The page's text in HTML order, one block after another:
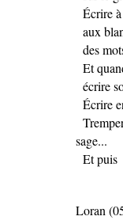
Écrire
aux
des
Et
écrire
Écrire
sage...
Et puis
Loran